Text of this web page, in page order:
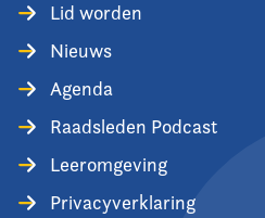
Lid worden
Nieuws
Agenda
Raadsleden Podcast
Leeromgeving
Privacyverklaring